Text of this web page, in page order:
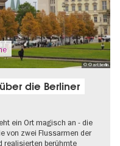
© © art:berlin
die Berliner
ein Ort magisch an - die
von zwei Flussarmen der
realisierten berühmte